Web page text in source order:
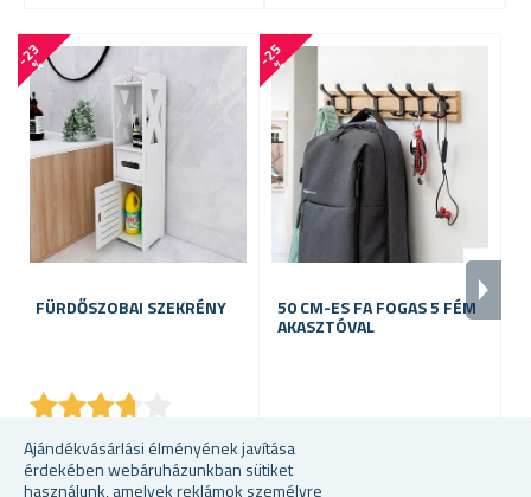
Ajándékvásárlási élményének javítása
érdekében webáruházunkban sütiket
használunk, amelyek reklámok személyre
-
2
3
%
FÜRDŐSZOBAI SZEKRÉNY
★★★★
★★★★
6914 Ft
raktáron
-
2
5
%
50 CM-ES FA FOGAS 5 FÉM
AKASZTÓVAL
5397 Ft
raktáron